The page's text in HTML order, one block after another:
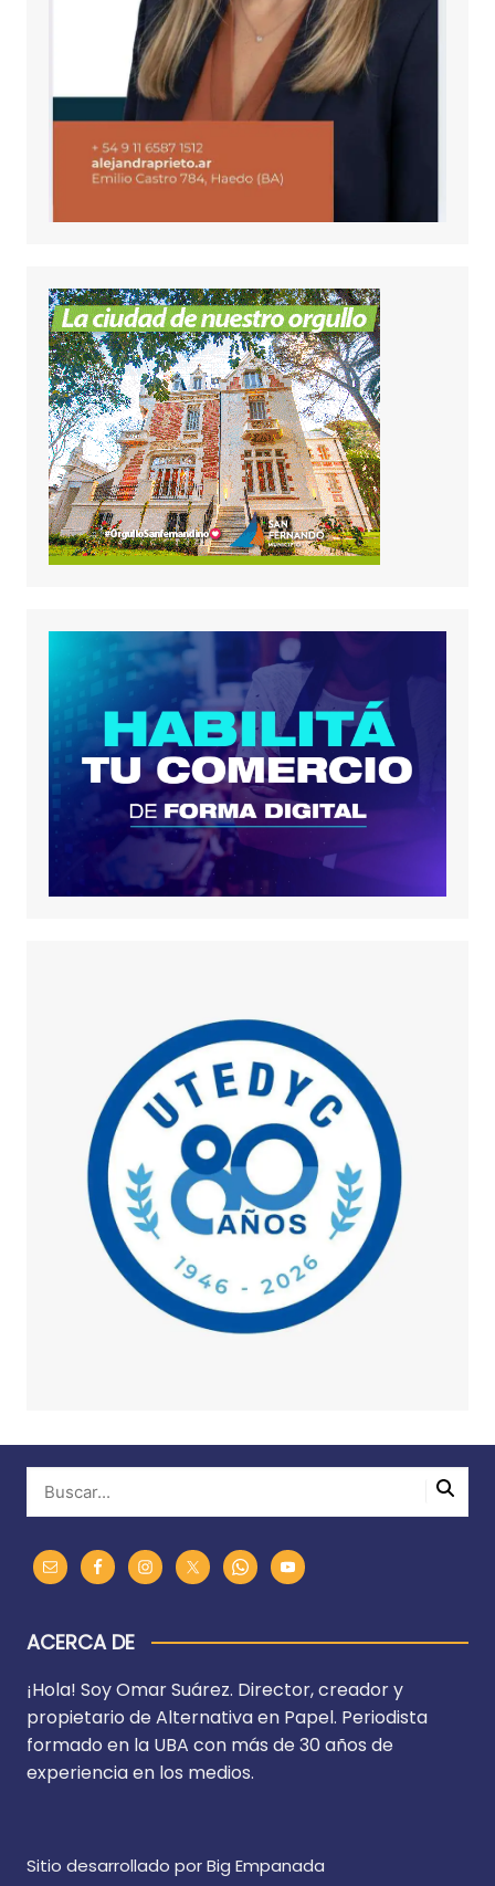
ACERCA DE
¡Hola! Soy Omar Suárez. Director, creador y
propietario de Alternativa en Papel. Periodista
formado en la UBA con más de 30 años de
experiencia en los medios.
Sitio desarrollado por Big Empanada